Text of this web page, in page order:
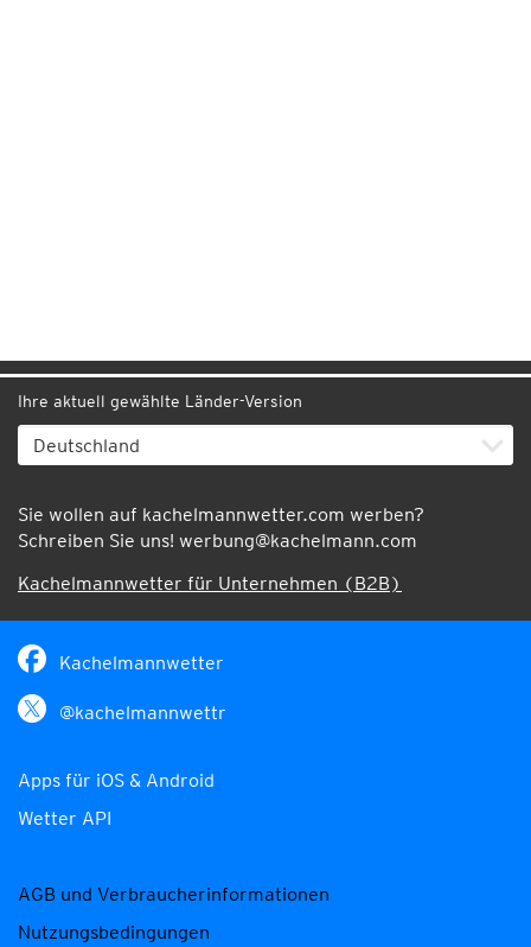
Ihre aktuell gewählte Länder-Version
Sie wollen auf kachelmannwetter.com werben?
Schreiben Sie uns! werbung@kachelmann.com
Kachelmannwetter für Unternehmen (B2B)
Kachelmannwetter
@kachelmannwettr
Apps für iOS & Android
Wetter API
AGB und Verbraucherinformationen
Nutzungsbedingungen